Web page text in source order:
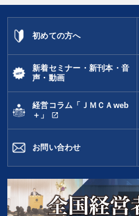
初めての方へ
新着セミナー・新刊本・音
声・動画
経営コラム「ＪＭＣＡweb
＋」
open_in_new
お問い合わせ